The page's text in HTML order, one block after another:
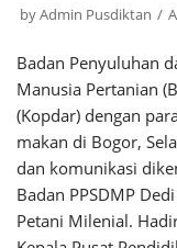
byAdmin Pusdiktan
Badan Penyuluhan
Manusia Pertanian
(Kopdar) dengan
makan di Bogor,
dan komunikasi
Badan PPSDMP
Petani Milenial.